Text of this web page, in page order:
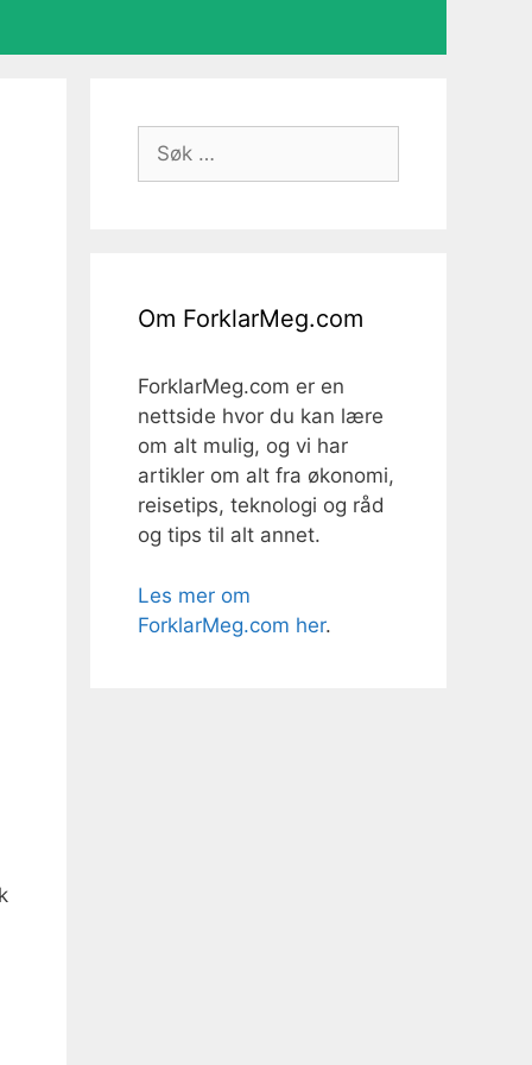
Søk
etter:
Om ForklarMeg.com
ForklarMeg.com er en
nettside hvor du kan lære
om alt mulig, og vi har
artikler om alt fra økonomi,
reisetips, teknologi og råd
og tips til alt annet.
Les mer om
ForklarMeg.com her.